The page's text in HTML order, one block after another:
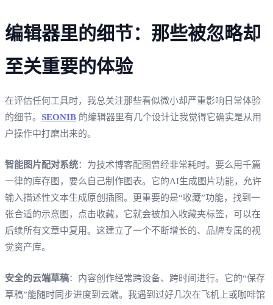
编辑器里的细节：那些被忽略却
至关重要的体验
在评估任何工具时，我总关注那些看似微小却严重影响日常体验
的细节。 SEONIB 的编辑器里有几个设计让我觉得它确实是从用
户操作中打磨出来的。
智能图片配对系统：为技术博客配图曾经非常耗时。要么用千篇
一律的库存图，要么自己制作图表。它的AI生成图片功能，允许
输入描述性文本生成原创插图。更重要的是“收藏”功能，找到一
张合适的示意图，点击收藏，它就会被加入收藏夹标签，可以在
后续所有文章中复用。这建立了一个不断增长的、品牌专属的视
觉资产库。
安全的云端草稿：内容创作经常跨设备、跨时间进行。它的“保存
草稿”能随时同步进度到云端。我遇到过好几次在飞机上或咖啡馆